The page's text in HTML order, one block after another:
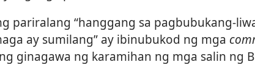
pariralang “hanggang sa pagbubukang-
ay sumilang” ay ibinubukod ng mga
ginagawa ng karamihan ng mga salin ng